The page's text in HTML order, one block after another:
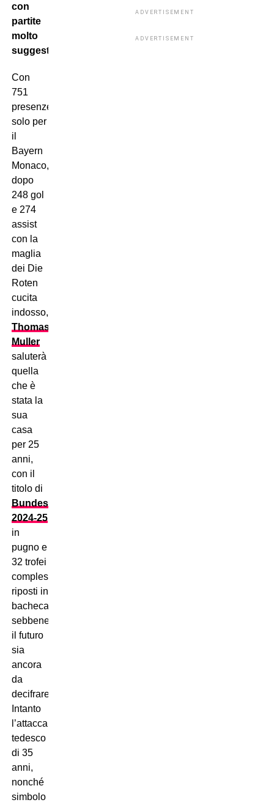
con
partite
molto
suggestive.
Con
751
presenze
solo per
il
Bayern
Monaco,
dopo
248 gol
e 274
assist
con la
maglia
dei Die
Roten
cucita
indosso,
Thomas
Muller
saluterà
quella
che è
stata la
sua
casa
per 25
anni,
con il
titolo di
Bundesliga
2024-25
in
pugno e
32 trofei
complessivi
riposti in
bacheca,
sebbene
il futuro
sia
ancora
da
decifrare.
Intanto
l’attaccante
tedesco
di 35
anni,
nonché
simbolo
ADVERTISEMENT
ADVERTISEMENT